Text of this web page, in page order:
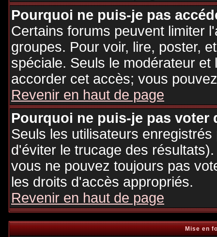
Pourquoi ne puis-je pas
Certains forums peuvent limiter
groupes. Pour voir, lire, poster,
spéciale. Seuls le modérateur
accorder cet accès; vous
Revenir en haut de page
Pourquoi ne puis-je pas voter
Seuls les utilisateurs
d'éviter le trucage des
vous ne pouvez toujours pas
les droits d'accès appropriés.
Revenir en haut de page
Mise en